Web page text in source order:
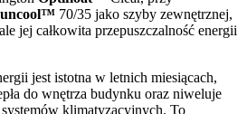
70/35 jako szyby zewnętrznej,
jej całkowita przepuszczalność energii
jest istotna w letnich miesiącach,
do wnętrza budynku oraz niweluje
klimatyzacyjnych. To